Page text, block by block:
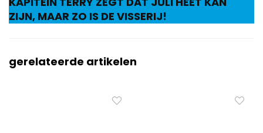
ZIJN, MAAR ZO IS DE VISSERIJ!
gerelateerde artikelen